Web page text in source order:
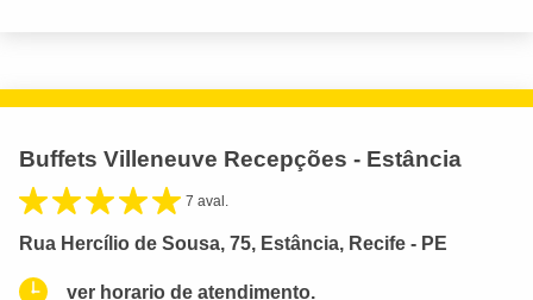
Buffets Villeneuve Recepções - Estância
7 aval.
Rua Hercílio de Sousa, 75, Estância, Recife - PE
ver horario de atendimento.